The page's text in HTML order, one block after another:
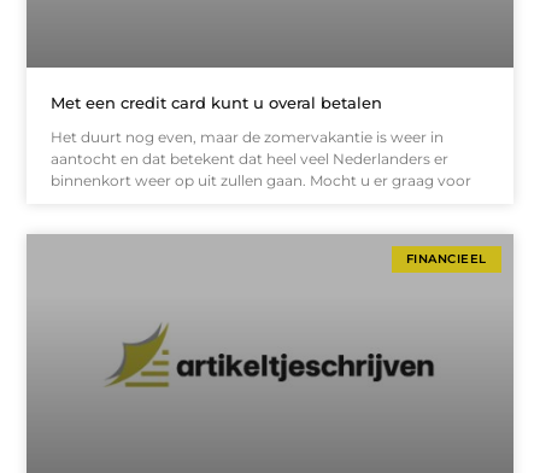
Met een credit card kunt u overal betalen
Het duurt nog even, maar de zomervakantie is weer in
aantocht en dat betekent dat heel veel Nederlanders er
binnenkort weer op uit zullen gaan. Mocht u er graag voor
FINANCIEEL